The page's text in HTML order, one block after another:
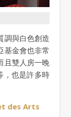
調與白色創造
基金會也非常
且雙人房一晚
，也是許多時
des Arts